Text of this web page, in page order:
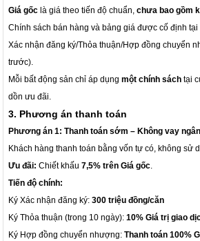
Giá gốc là giá theo tiến độ chuẩn,chưa bao gồm
Chính sách bán hàng và bảng giá được cố định
Xác nhận đăng ký/Thỏa thuận/Hợp đồng chuyển
trước).
Mỗi bất động sản chỉ áp dụngmột chính sách tại
dồn ưu đãi.
3. Phương án thanh toán
Phương án 1: Thanh toán sớm – Không vay
Khách hàng thanh toán bằng vốn tự có, không sử
Ưu đãi: Chiết khấu7,5% trên Giá gốc.
Tiến độ chính:
Ký Xác nhận đăng ký:300 triệu đồng/căn
Ký Thỏa thuận (trong 10 ngày):10% Giá trị giao
Ký Hợp đồng chuyển nhượng:Thanh toán 100%